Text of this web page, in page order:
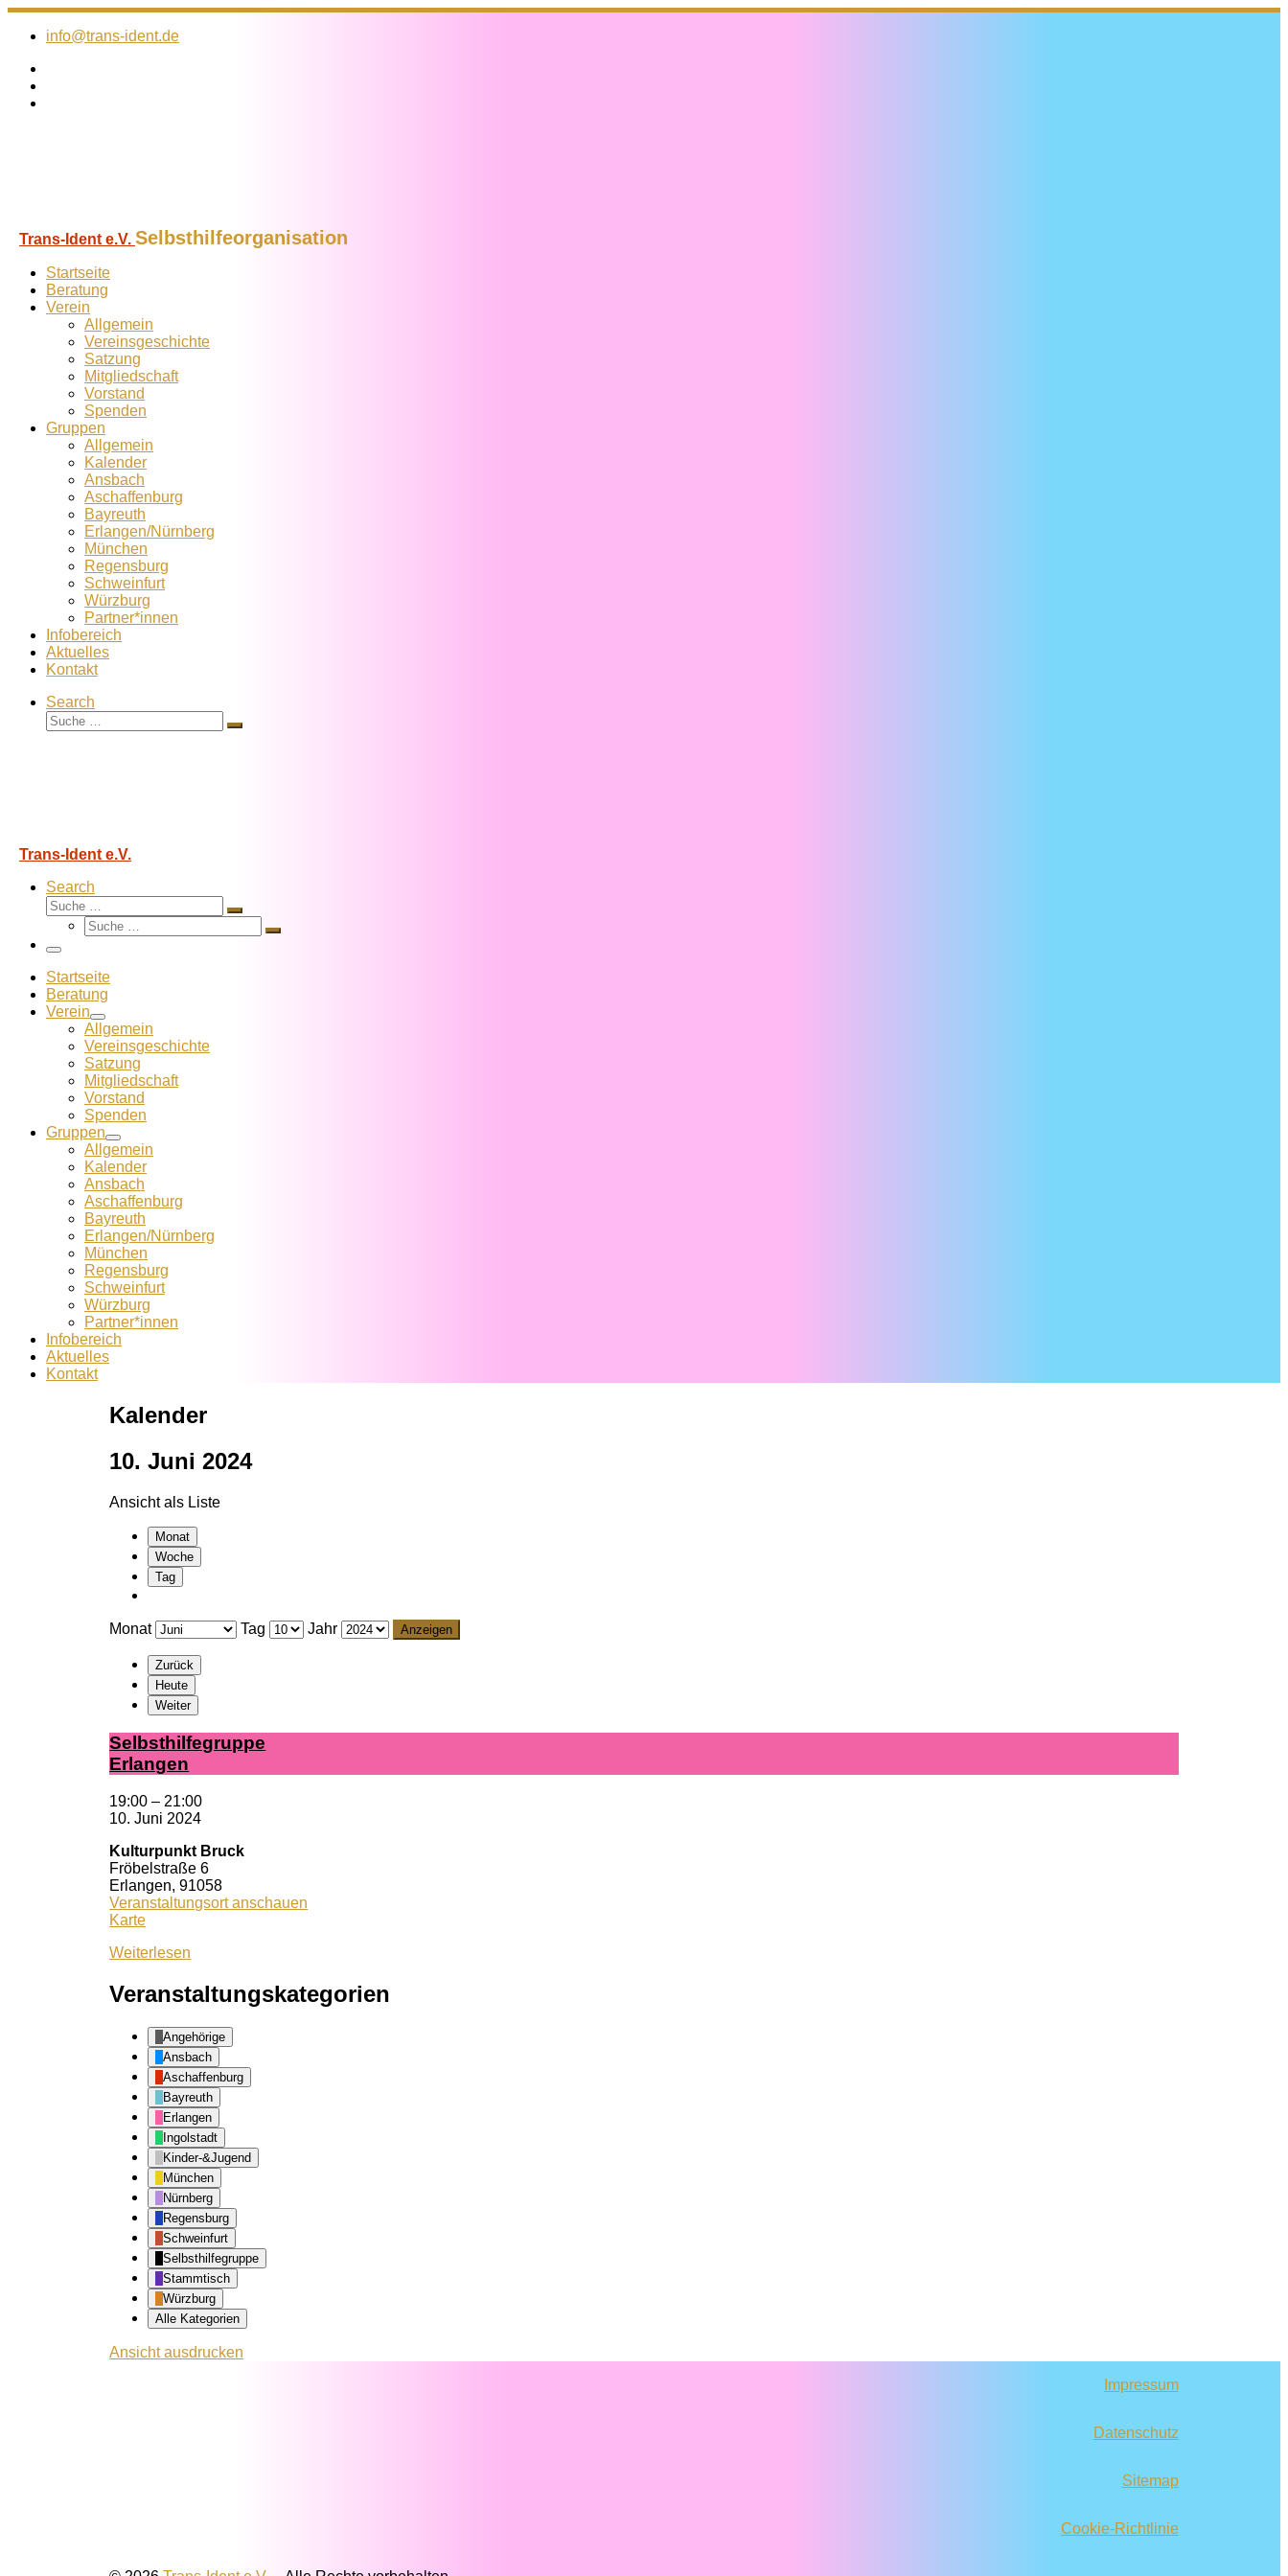
Zum
Inhalt
info@trans-ident.de
Trans-Ident e.V. Selbsthilfeorganisation
Startseite
Beratung
Verein
Allgemein
Vereins­geschichte
Satzung
Mitglied­schaft
Vorstand
Spenden
Gruppen
Allgemein
Kalender
Ansbach
Aschaffenburg
Bayreuth
Erlangen/Nürnberg
München
Regensburg
Schweinfurt
Würzburg
Partner*innen
Infobereich
Aktuelles
Kontakt
Search
Suche
Suche
Trans-Ident e.V.
Search
Suche
Suche
Suche
Suche
Menü
Startseite
Beratung
Verein
Allgemein
Vereins­geschichte
Satzung
Mitglied­schaft
Vorstand
Spenden
Gruppen
Allgemein
Kalender
Ansbach
Aschaffenburg
Bayreuth
Erlangen/Nürnberg
München
Regensburg
Schweinfurt
Würzburg
Partner*innen
Infobereich
Aktuelles
Kontakt
Kalender
10. Juni 2024
Ansicht als Liste
Monat
Woche
Tag
Monat Tag Jahr
Zurück
Heute
Weiter
Selbst­hil­fe­grup­pe
Er­lan­gen
19:00 – 21:00
10. Juni 2024
Kulturpunkt Bruck
Fröbelstraße 6
Erlangen,91058
Veranstaltungsort anschauen
KarteKulturpunkt
Weiterlesen
Veranstaltungskategorien
Angehörige
Ansbach
Aschaffenburg
Bayreuth
Erlangen
Ingolstadt
Kinder-&Jugend
München
Nürnberg
Regensburg
Schweinfurt
Selbsthilfegruppe
Stammtisch
Würzburg
Alle Kategorien
Ansichtausdrucken
Impressum
Datenschutz
Sitemap
Cookie-Richtlinie